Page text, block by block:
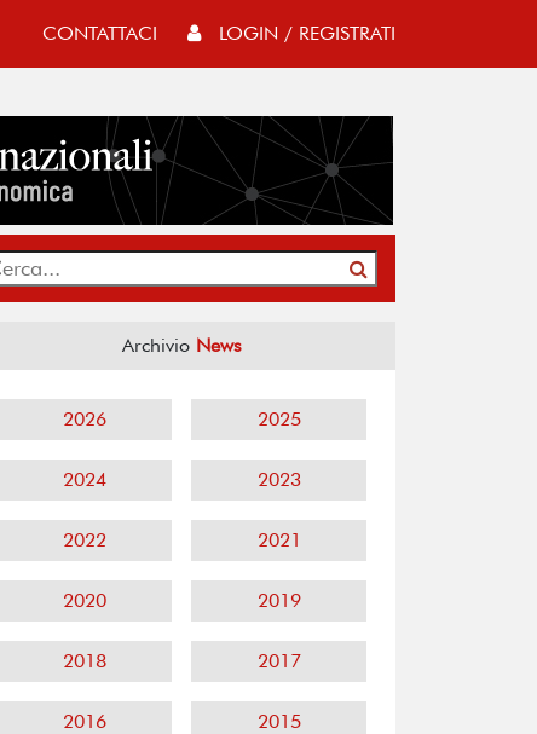
CONTATTACI LOGIN / REGISTRATI
Archivio News
2026 2025
2024 2023
2022 2021
2020 2019
2018 2017
2016 2015